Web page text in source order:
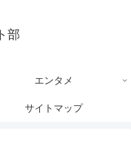
部
エンタメ
サイトマップ